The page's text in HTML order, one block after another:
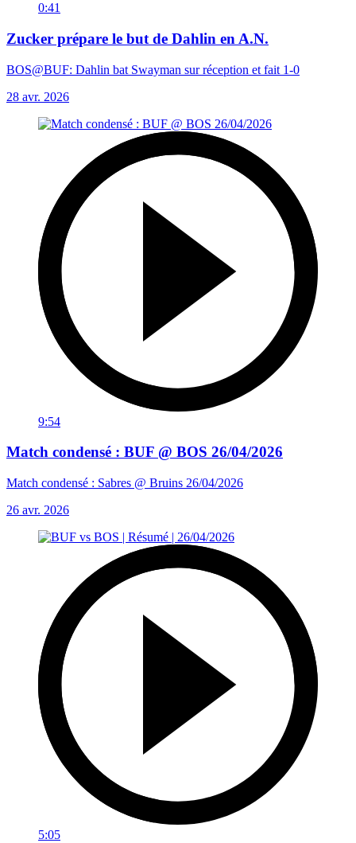
0:41
Zucker prépare le but de Dahlin en A.N.
BOS@BUF: Dahlin bat Swayman sur réception et fait 1-0
28 avr. 2026
9:54
Match condensé : BUF @ BOS 26/04/2026
Match condensé : Sabres @ Bruins 26/04/2026
26 avr. 2026
5:05